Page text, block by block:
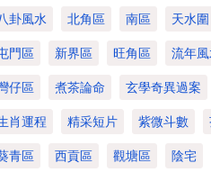
卦風水 北角區 南區 天水圍
門區 新界區 旺角區 流年風
仔區 煮茶論命 玄學奇異過案
肖運程 精采短片 紫微斗數
青區 西貢區 觀塘區 陰宅